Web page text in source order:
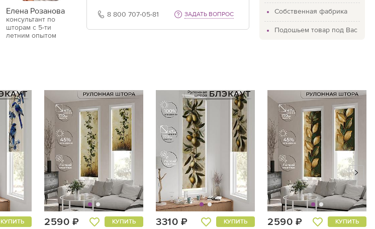
Роллеты «мини» – компактное и удобное решение с точки зрения
установки. Мини-шторы предназначены для декорирования пластиковых
окон и крепятся непосредственно на раму. Сверление при монтаже
изделия не требуется. Вал, на который накручивается полотно, имеет
Преимущество данной модели в том, что конструкция автоматическая,
положение полотна можно менять при помощи пульта управления.
Рулонные шторы «ловолайт» – оптимальный вариант для комнат с
панорамным остеклением, для оформления больших или труднодоступных
оконных проемов.
Елена Розанова
консультант по
шторам с 5-ти
летним опытом
8 800 707-05-81 ЗАДАТЬ ВОПРОС Собственная фабрика
Подошьем товар под Вас
КУПИТЬ 2590 ₽ КУПИТЬ 3310 ₽ КУПИТЬ 2590 ₽ КУПИТЬ